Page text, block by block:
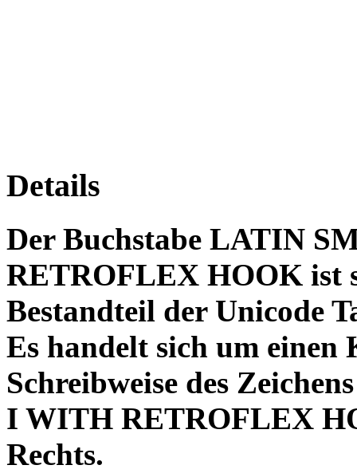
Details
Der Buchstabe LATIN
RETROFLEX HOOK ist
Bestandteil der Unicode
Es handelt sich um einen
Schreibweise des
I WITH RETROFLEX
Rechts.